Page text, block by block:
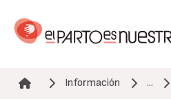
contenido
Información ...